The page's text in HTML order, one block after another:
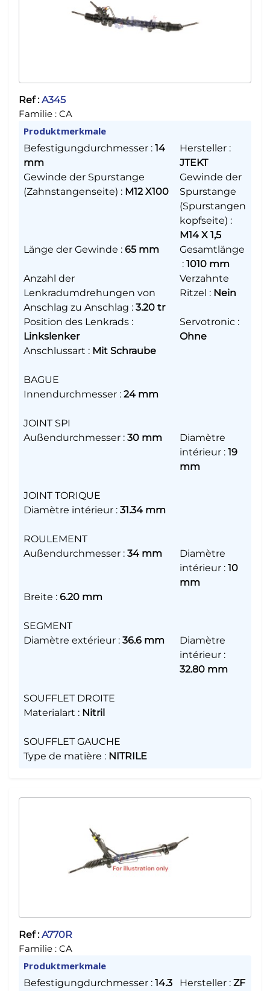
Ref :A345
Familie : CA
Produktmerkmale
Befestigungdurchmesser : 14
mm
Hersteller :
JTEKT
Gewinde der Spurstange
(Zahnstangenseite) : M12 X100
Gewinde der
Spurstange
(Spurstangen
kopfseite) :
M14 X 1,5
Länge der Gewinde : 65 mm
Gesamtlänge
: 1010 mm
Anzahl der
Lenkradumdrehungen von
Anschlag zu Anschlag : 3.20 tr
Verzahnte
Ritzel : Nein
Position des Lenkrads :
Linkslenker
Servotronic :
Ohne
Anschlussart : Mit Schraube
BAGUE
Innendurchmesser : 24 mm
JOINT SPI
Außendurchmesser : 30 mm
Diamètre
intérieur : 19
mm
JOINT TORIQUE
Diamètre intérieur : 31.34 mm
ROULEMENT
Außendurchmesser : 34 mm
Diamètre
intérieur : 10
mm
Breite : 6.20 mm
SEGMENT
Diamètre extérieur : 36.6 mm
Diamètre
intérieur :
32.80 mm
SOUFFLET DROITE
Materialart : Nitril
SOUFFLET GAUCHE
Type de matière : NITRILE
Ref :A770R
Familie : CA
Produktmerkmale
Befestigungdurchmesser : 14.3
Hersteller : ZF